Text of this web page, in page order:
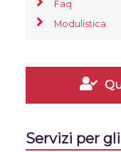
Faq
Modulistica
Servizi per